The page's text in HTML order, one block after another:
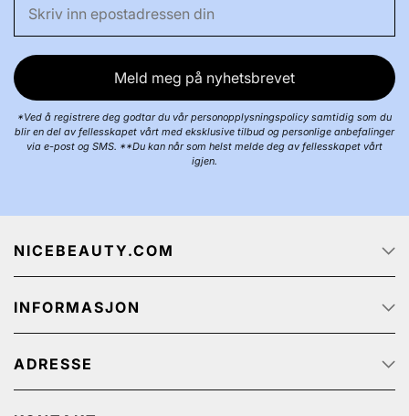
Meld meg på nyhetsbrevet
*Ved å registrere deg godtar du vår personopplysningspolicy samtidig som du
blir en del av fellesskapet vårt med eksklusive tilbud og personlige anbefalinger
via e-post og SMS. **Du kan når som helst melde deg av fellesskapet vårt
igjen.
NICEBEAUTY.COM
Jobb
Om oss
Track & Trace
INFORMASJON
Kjøpsbetingelser
Personvernerklæring
Retur
ADRESSE